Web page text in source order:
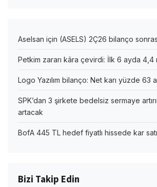
Aselsan için (ASELS) 2Ç26 bilanço
Petkim zararı kâra çevirdi: İlk 6 ayda 4,4
Logo Yazılım bilanço: Net karı yüzde 63
SPK’dan 3 şirkete bedelsiz sermaye
artacak
BofA 445 TL hedef fiyatlı hissede kar
Bizi Takip Edin